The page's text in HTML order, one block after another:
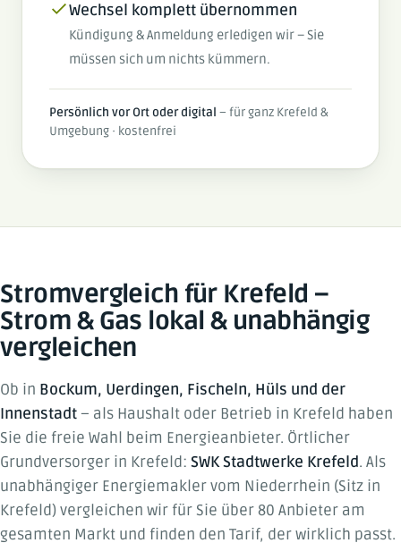
Wechsel komplett übernommen
Kündigung & Anmeldung erledigen wir – Sie
müssen sich um nichts kümmern.
Persönlich vor Ort oder digital – für ganz Krefeld &
Umgebung · kostenfrei
Stromvergleich für Krefeld –
Strom & Gas lokal & unabhängig
vergleichen
Ob in Bockum, Uerdingen, Fischeln, Hüls und der
Innenstadt– als Haushalt oder Betrieb in Krefeld haben
Sie die freie Wahl beim Energieanbieter. Örtlicher
Grundversorger in Krefeld: SWK Stadtwerke Krefeld. Als
unabhängiger Energiemakler vom Niederrhein (Sitz in
Krefeld) vergleichen wir für Sie über 80 Anbieter am
gesamten Markt und finden den Tarif, der wirklich passt.